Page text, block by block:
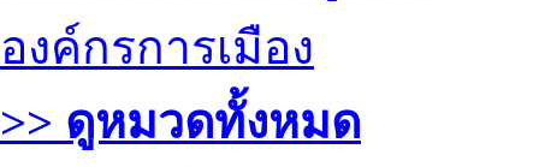
องค์กรการเมือง
>> ดูหมวดทั้งหมด